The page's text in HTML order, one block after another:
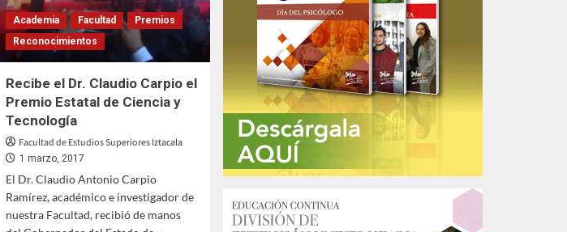
Academia Facultad
Premios
Reconocimientos
Recibe el Dr. Claudio Carpio el
Premio Estatal de Ciencia y
Tecnología
Facultad de Estudios Superiores Iztacala
1 marzo, 2017
El Dr. Claudio Antonio Carpio
Ramírez, académico e investigador de
nuestra Facultad, recibió de manos